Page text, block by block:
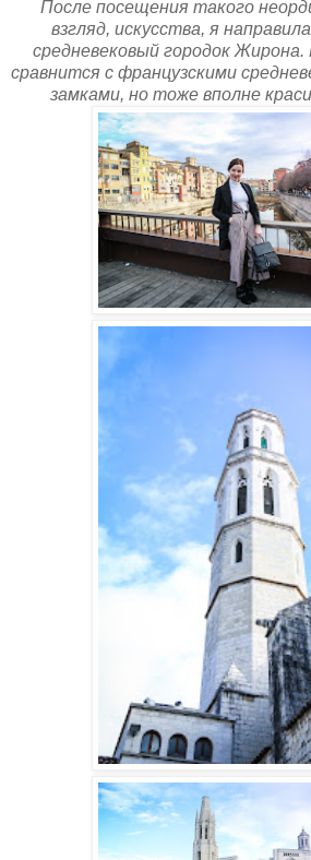
После посещения такого
взгляд, искусства, я
средневековый городок Жирона.
сравнится с французскими
замками, но тоже вполне